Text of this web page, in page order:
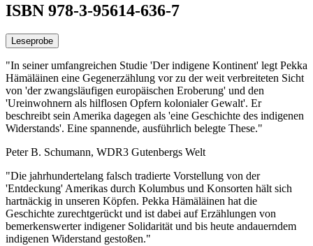
ISBN 978-3-95614-636-7
Leseprobe
"In seiner umfangreichen Studie 'Der indigene Kontinent' legt Pekka
Hämäläinen eine Gegenerzählung vor zu der weit verbreiteten Sicht
von 'der zwangsläufigen europäischen Eroberung' und den
'Ureinwohnern als hilflosen Opfern kolonialer Gewalt'. Er
beschreibt sein Amerika dagegen als 'eine Geschichte des indigenen
Widerstands'. Eine spannende, ausführlich belegte These."
Peter B. Schumann, WDR3 Gutenbergs Welt
"Die jahrhundertelang falsch tradierte Vorstellung von der
'Entdeckung' Amerikas durch Kolumbus und Konsorten hält sich
hartnäckig in unseren Köpfen. Pekka Hämäläinen hat die
Geschichte zurechtgerückt und ist dabei auf Erzählungen von
bemerkenswerter indigener Solidarität und bis heute andauerndem
indigenen Widerstand gestoßen."